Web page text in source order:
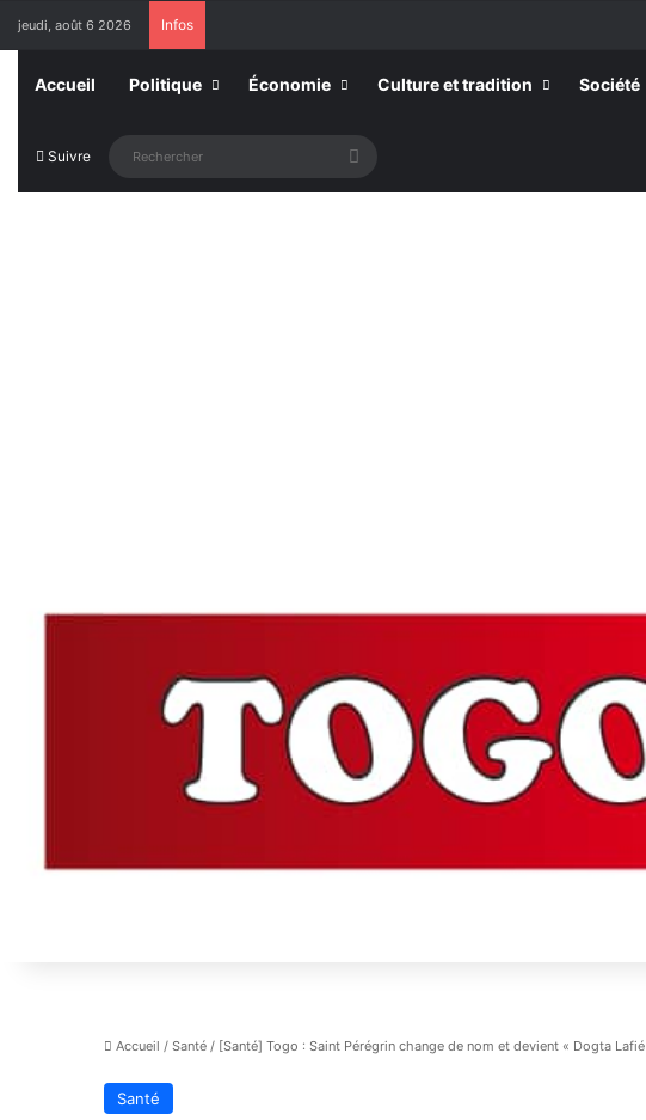
jeudi, août 6 2026 Infos
Accueil Politique Économie Culture et tradition Société
Suivre Rechercher
Accueil / Santé / [Santé] Togo : Saint Pérégrin change de nom et devient « Dogta
Santé